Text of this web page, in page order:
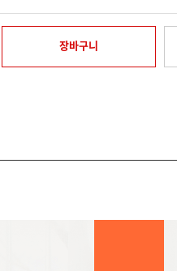
장바구니